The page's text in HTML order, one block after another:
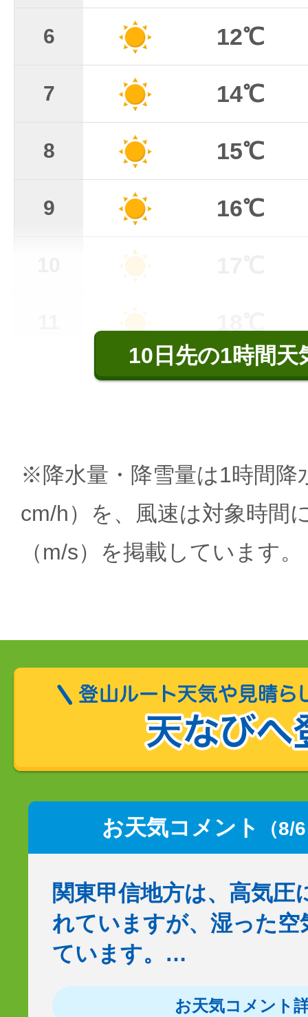
6 12℃
7 14℃
8 15℃
9 16℃
10日先の1時間天
※降水量・降雪量は1時間降
cm/h）を、風速は対象時間
（m/s）を掲載しています。
お天気コメント （8/
関東甲信地方は、高気圧
れていますが、湿った空
ています。…
お天気コメント